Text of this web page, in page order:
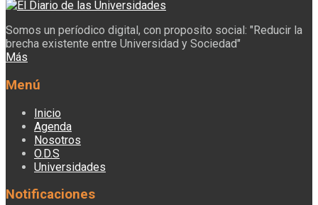
Somos un períodico digital, con proposito social: "Reducir la
brecha existente entre Universidad y Sociedad"
Más
Menú
Inicio
Agenda
Nosotros
O.D.S
Universidades
Notificaciones